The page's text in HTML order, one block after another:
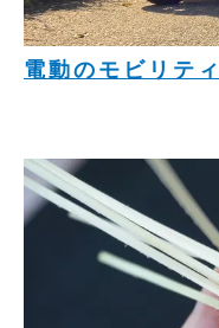
電動のモビリテ